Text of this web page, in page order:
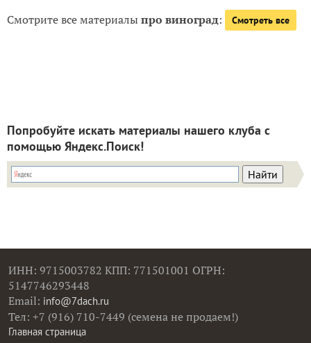
Смотрите все материалыпро виноград: Смотреть все
Попробуйте искать материалы нашего клуба с
помощью Яндекс.Поиск!
ИНН: 9715003782 КПП: 771501001 ОГРН:
5147746293448
Email: info@7dach.ru
Тел: +7 (916) 710-7449 (семена не продаем!)
Главная страница